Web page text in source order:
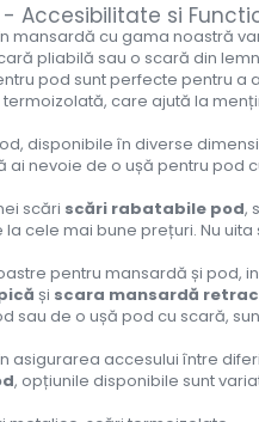
Accesibilitate si
mansardă cu gama noastră
pliabilă sau o scară din
pod sunt perfecte pentru a
care ajută la
disponibile în diverse
ai nevoie de o ușă pentru
scări scări rabatabile pod,
cele mai bune prețuri. Nu
pentru mansardă și pod,
și scara mansardă
sau de o ușă pod cu scară,
asigurarea accesului între
, opțiunile disponibile sunt